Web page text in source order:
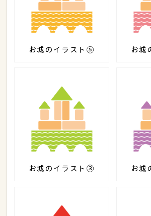
お城のイラスト⑤ お城
お城のイラスト③ お城